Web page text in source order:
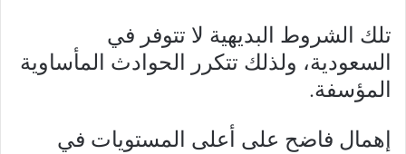
تلك الشروط البديهية لا تتوفر في
السعودية، ولذلك تتكرر الحوادث المأساوية
المؤسفة.
إهمال فاضح على أعلى المستويات في